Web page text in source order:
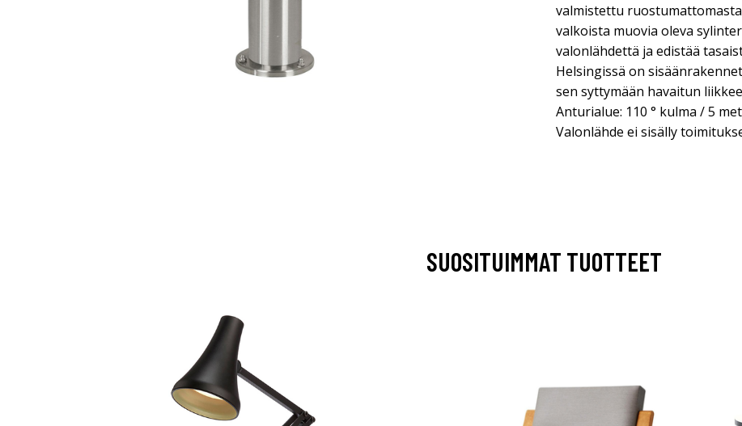
valmistettu
valkoista muovia oleva
valonlähdettä ja edistää
Helsingissä on
sen syttymään havaitun
Anturialue: 110 ° kulma / 5
Valonlähde ei sisälly
SUOSITUIMMAT TUOTTEET